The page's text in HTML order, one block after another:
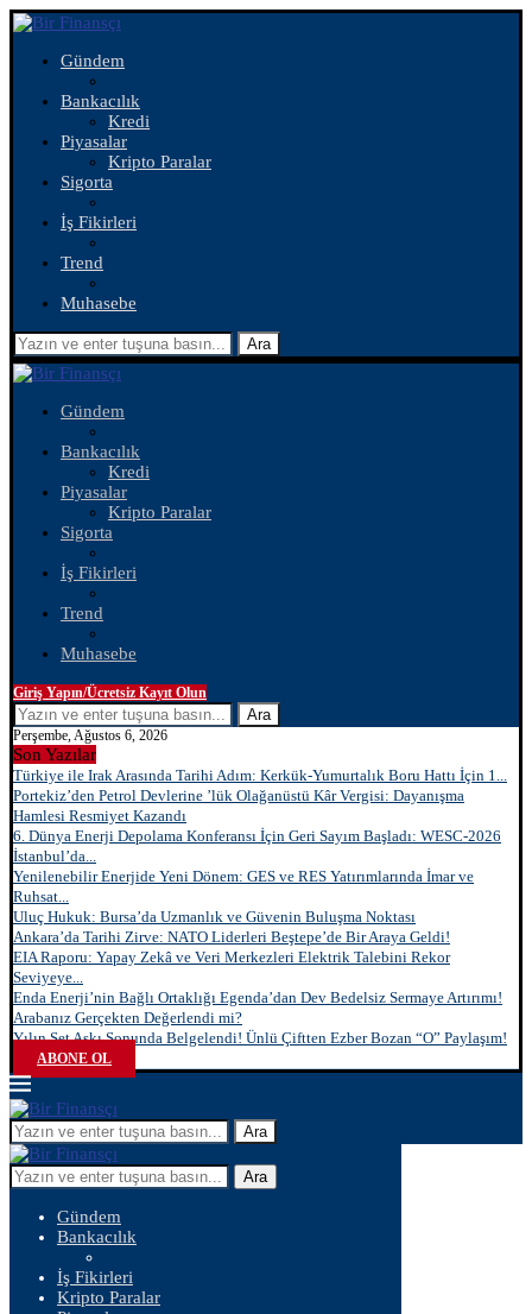
Gündem
Bankacılık
Kredi
Piyasalar
Kripto Paralar
Sigorta
İş Fikirleri
Trend
Muhasebe
Ara
Gündem
Bankacılık
Kredi
Piyasalar
Kripto Paralar
Sigorta
İş Fikirleri
Trend
Muhasebe
Giriş Yapın/Ücretsiz Kayıt Olun
Ara
Perşembe, Ağustos 6, 2026
Son Yazılar
Türkiye ile Irak Arasında Tarihi Adım: Kerkük-Yumurtalık Boru Hattı İçin 1...
Portekiz’den Petrol Devlerine ’lük Olağanüstü Kâr Vergisi: Dayanışma
Hamlesi Resmiyet Kazandı
6. Dünya Enerji Depolama Konferansı İçin Geri Sayım Başladı: WESC-2026
İstanbul’da...
Yenilenebilir Enerjide Yeni Dönem: GES ve RES Yatırımlarında İmar ve
Ruhsat...
Uluç Hukuk: Bursa’da Uzmanlık ve Güvenin Buluşma Noktası
Ankara’da Tarihi Zirve: NATO Liderleri Beştepe’de Bir Araya Geldi!
EIA Raporu: Yapay Zekâ ve Veri Merkezleri Elektrik Talebini Rekor
Seviyeye...
Enda Enerji’nin Bağlı Ortaklığı Egenda’dan Dev Bedelsiz Sermaye Artırımı!
Arabanız Gerçekten Değerlendi mi?
Yılın Set Aşkı Sonunda Belgelendi! Ünlü Çiftten Ezber Bozan “O” Paylaşım!
ABONE OL
Ara
Ara
Gündem
Bankacılık
İş Fikirleri
Kripto Paralar